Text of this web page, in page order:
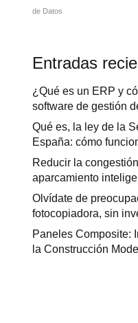
de Datos
Entradas
¿Qué es un ERP y
software de gestión
Qué es, la ley de la
España: cómo
Reducir la
aparcamiento
Olvídate de
fotocopiadora, sin
Paneles Composite:
la Construcción